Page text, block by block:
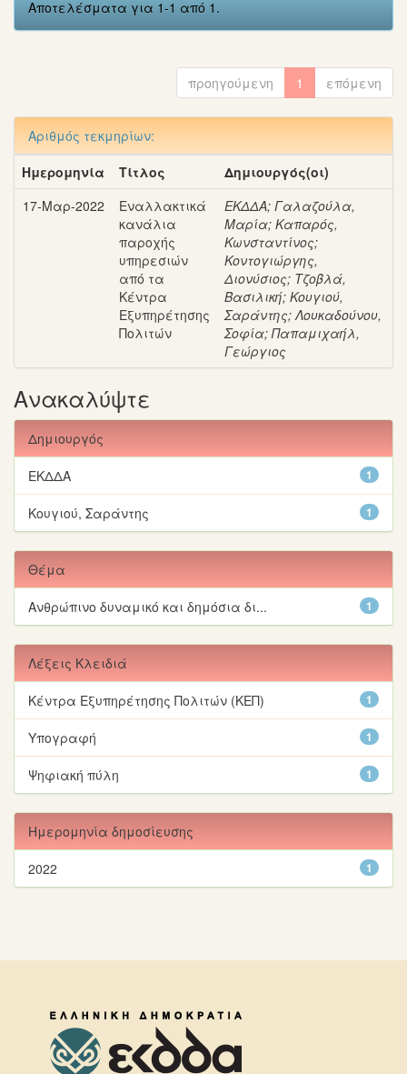
Αποτελέσματα για 1-1 από 1.
προηγούμενη 1 επόμενη
Αριθμός τεκμηρίων:
Ημερομηνία
Τίτλος
Δημιουργός(οι)
17-Μαρ-2022
Εναλλακτικά
κανάλια
παροχής
υπηρεσιών
από τα
Κέντρα
Εξυπηρέτησης
Πολιτών
ΕΚΔΔΑ; Γαλαζούλα,
Μαρία; Καπαρός,
Κωνσταντίνος;
Κοντογιώργης,
Διονύσιος; Τζοβλά,
Βασιλική; Κουγιού,
Σαράντης;Λουκαδούνου,
Σοφία;Παπαμιχαήλ,
Γεώργιος
Ανακαλύψτε
Δημιουργός
1
ΕΚΔΔΑ
1
Κουγιού, Σαράντης
Θέμα
1
Ανθρώπινο δυναμικό και δημόσια δι...
Λέξεις Κλειδιά
1
Κέντρα Εξυπηρέτησης Πολιτών (ΚΕΠ)
1
Υπογραφή
1
Ψηφιακή πύλη
Ημερομηνία δημοσίευσης
1
2022